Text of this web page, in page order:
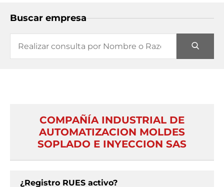
Buscar empresa
COMPAÑÍA INDUSTRIAL DE
AUTOMATIZACION MOLDES
SOPLADO E INYECCION SAS
¿Registro RUES activo?